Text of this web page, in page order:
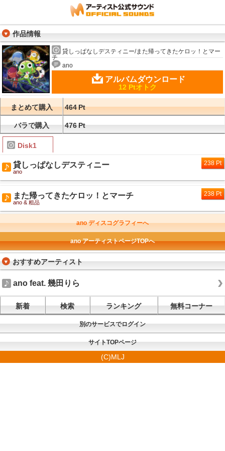
作品情報
貸しっぱなしデスティニー/また帰ってきたケロッ！とマー
チ
ano
アルバムダウンロード
12 Ptオトク
まとめて購入 464Pt
バラで購入 476Pt
Disk1
貸しっぱなしデスティニー
ano
238 Pt
また帰ってきたケロッ！とマーチ
ano & 粗品
238 Pt
ano ディスコグラフィーへ
ano アーティストページTOPへ
おすすめアーティスト
ano feat. 幾田りら
新着 検索 ランキング 無料コーナー
別のサービスでログイン
サイトTOPページ
(C)MLJ